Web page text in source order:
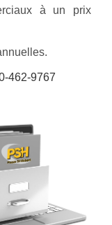
à un prix
462-9767